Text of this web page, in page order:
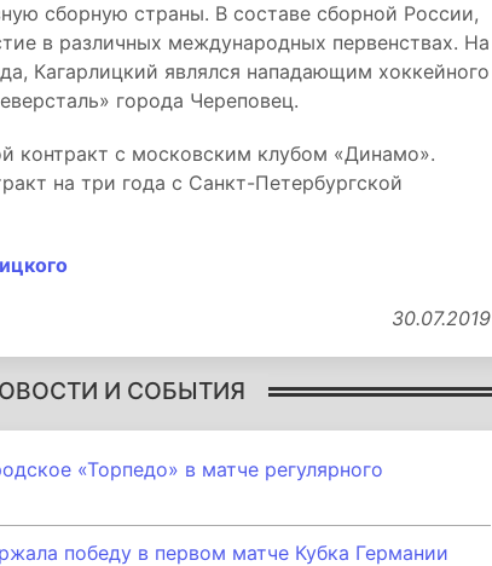
сборную страны. В составе сборной России,
в различных международных первенствах. На
Кагарлицкий являлся нападающим хоккейного
города Череповец.
контракт с московским клубом «Динамо».
на три года с Санкт-Петербургской
30.07.2019
И СОБЫТИЯ
«Торпедо» в матче регулярного
победу в первом матче Кубка Германии